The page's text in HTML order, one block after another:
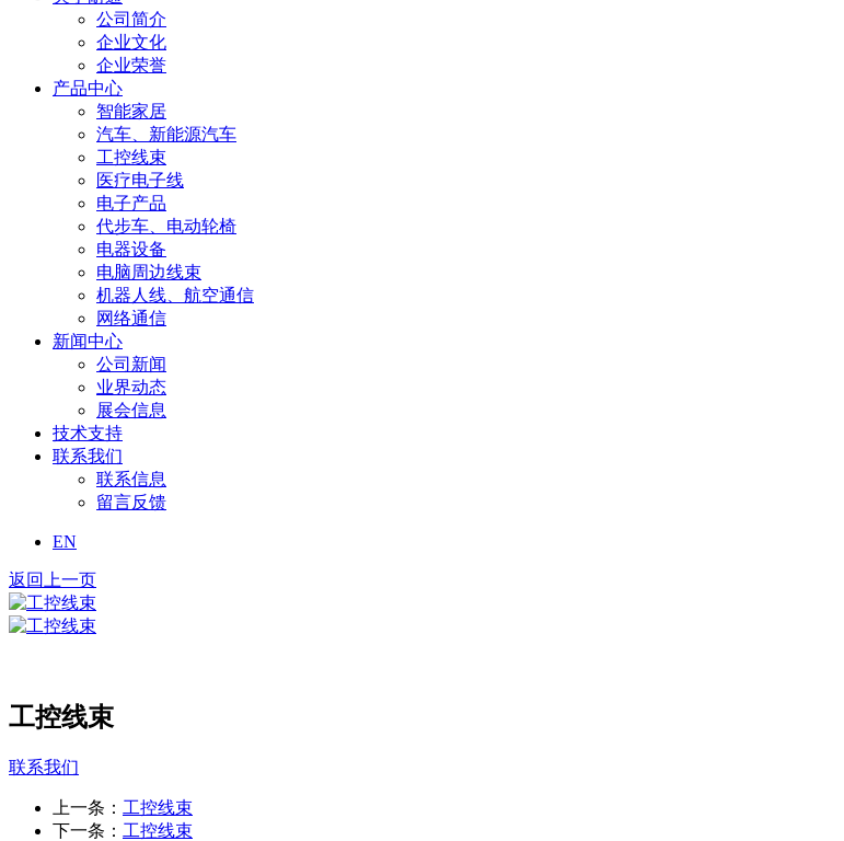
公司简介
企业文化
企业荣誉
产品中心
智能家居
汽车、新能源汽车
工控线束
医疗电子线
电子产品
代步车、电动轮椅
电器设备
电脑周边线束
机器人线、航空通信
网络通信
新闻中心
公司新闻
业界动态
展会信息
技术支持
联系我们
联系信息
留言反馈
EN
返回上一页
工控线束
联系我们
上一条： 工控线束
下一条： 工控线束